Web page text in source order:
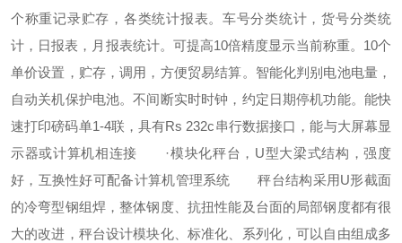
个称重记录贮存，各类统计报表。车号分类统计，货号分类统
计，日报表，月报表统计。可提高10倍精度显示当前称重。10个
单价设置，贮存，调用，方便贸易结算。智能化判别电池电量，
自动关机保护电池。不间断实时时钟，约定日期停机功能。能快
速打印磅码单1-4联，具有Rs 232c串行数据接口，能与大屏幕显
示器或计算机相连接 ·模块化秤台，U型大梁式结构，强度
好，互换性好可配备计算机管理系统 秤台结构采用U形截面
的冷弯型钢组焊，整体钢度、抗扭性能及台面的局部钢度都有很
大的改进，秤台设计模块化、标准化、系列化，可以自由组成多